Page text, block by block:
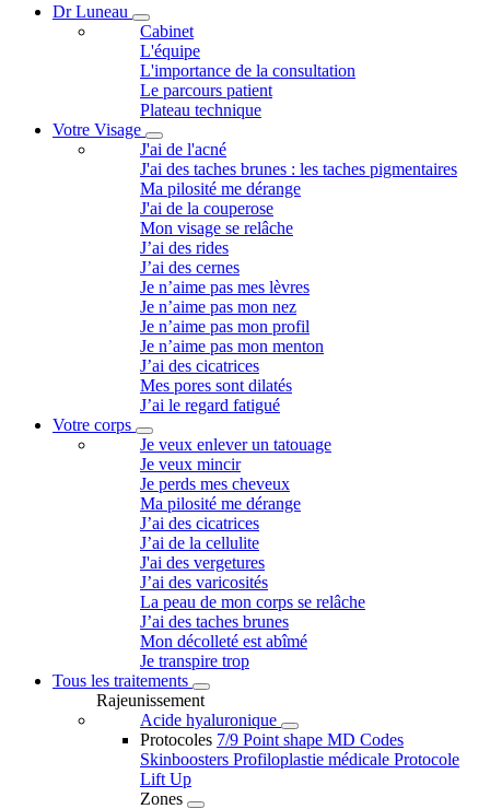
Dr Luneau
Cabinet
L'équipe
L'importance de la consultation
Le parcours patient
Plateau technique
Votre Visage
J'ai de l'acné
J'ai des taches brunes : les taches pigmentaires
Ma pilosité me dérange
J'ai de la couperose
Mon visage se relâche
J’ai des rides
J’ai des cernes
Je n’aime pas mes lèvres
Je n’aime pas mon nez
Je n’aime pas mon profil
Je n’aime pas mon menton
J’ai des cicatrices
Mes pores sont dilatés
J’ai le regard fatigué
Votre corps
Je veux enlever un tatouage
Je veux mincir
Je perds mes cheveux
Ma pilosité me dérange
J’ai des cicatrices
J’ai de la cellulite
J'ai des vergetures
J’ai des varicosités
La peau de mon corps se relâche
J’ai des taches brunes
Mon décolleté est abîmé
Je transpire trop
Tous les traitements
Rajeunissement
Acide hyaluronique
Protocoles 7/9 Point shape MD Codes
Skinboosters Profiloplastie médicale Protocole
Lift Up
Zones